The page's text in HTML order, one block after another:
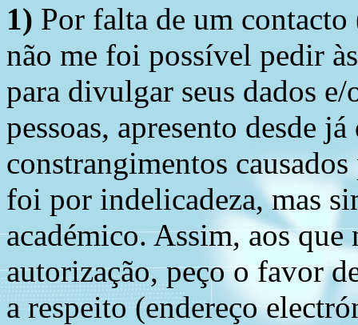
1) Por falta de um
não me foi possível pedir
para divulgar seus dados
pessoas, apresento desde
constrangimentos
foi por indelicadeza, mas
académico. Assim, aos
autorização, peço o favor
a respeito (endereço